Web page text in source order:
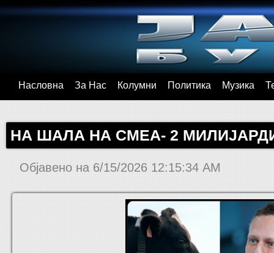
Насловна За Нас Колумни Политика Музика
НА ШАЛА НА СМЕА- 2
Објавено на 6/15/2026 12:15:34 AM